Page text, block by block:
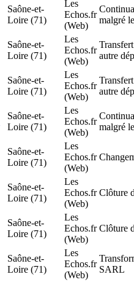
Saône-et-
Loire (71)
Les
Echos.fr
(Web)
malgré
Saône-et-
Loire (71)
Les
Echos.fr
(Web)
autre
Saône-et-
Loire (71)
Les
Echos.fr
(Web)
autre
Saône-et-
Loire (71)
Les
Echos.fr
(Web)
malgré
Saône-et-
Loire (71)
Les
Echos.fr
(Web)
Saône-et-
Loire (71)
Les
Echos.fr
(Web)
Clôture
Saône-et-
Loire (71)
Les
Echos.fr
(Web)
Clôture
Saône-et-
Loire (71)
Les
Echos.fr
(Web)
SARL